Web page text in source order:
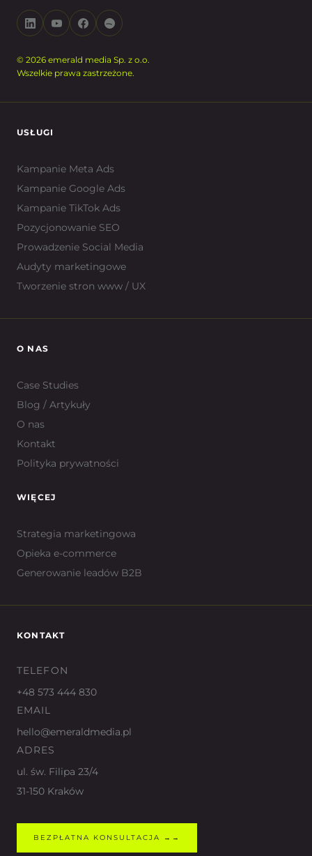
© 2026 emerald media Sp. z o.o.
Wszelkie prawa zastrzeżone.
USŁUGI
Kampanie Meta Ads
Kampanie Google Ads
Kampanie TikTok Ads
Pozycjonowanie SEO
Prowadzenie Social Media
Audyty marketingowe
Tworzenie stron www / UX
O NAS
Case Studies
Blog / Artykuły
O nas
Kontakt
Polityka prywatności
WIĘCEJ
Strategia marketingowa
Opieka e-commerce
Generowanie leadów B2B
KONTAKT
TELEFON
+48 573 444 830
EMAIL
hello@emeraldmedia.pl
ADRES
ul. św. Filipa 23/4
31-150 Kraków
BEZPŁATNA KONSULTACJA →